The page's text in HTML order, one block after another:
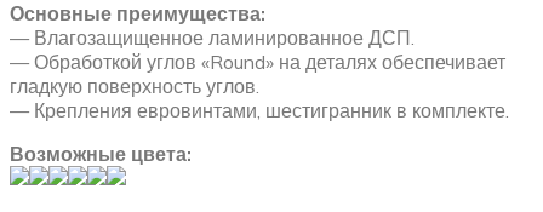
Основные преимущества:
— Влагозащищенное ламинированное ДСП.
— Обработкой углов «Round» на деталях обеспечивает
гладкую поверхность углов.
— Крепления евровинтами, шестигранник в комплекте.
Возможные цвета: